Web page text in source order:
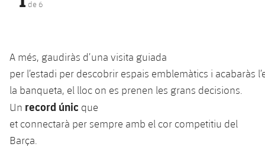
Serveis Mèdics
Acreditacions
Palmarès
Resultats
Classificació
Jugadors
Resultats
Jugadors
Classificació
Juvenil
Cadet
Infantil
PLUSICON
MÉS
Primer equip
plusicon
més
Actualitat
Barça Atlètic
plusicon
més
de 6
A més, gaudiràs d’una visita guiada
per l’estadi per descobrir espais emblemàtics i acabaràs
la banqueta, el lloc on es prenen les grans decisions
Un record únic que
et connectarà per sempre amb el cor competitiu del
Barça.